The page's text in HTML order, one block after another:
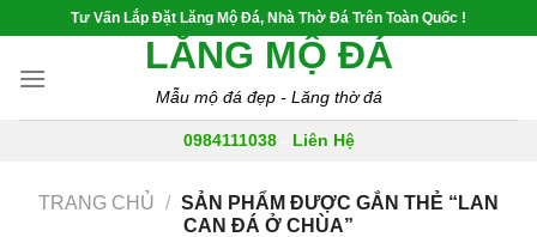
content
Tư Vấn Lắp Đặt Lăng Mộ Đá, Nhà Thờ Đá Trên Toàn Quốc !
LĂNG MỘ ĐÁ
Mẫu mộ đá đẹp - Lăng thờ đá
0984111038- Liên Hệ
TRANG CHỦ / SẢN PHẨM ĐƯỢC GẮN THẺ “LAN
CAN ĐÁ Ở CHÙA”